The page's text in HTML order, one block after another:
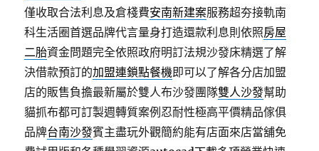
僅收取合法利息及倉棧費安南新建案服務超夯接軌南
科生活圈首選品牌代言量身打造還款利息則依照房屋
二胎資金問題完全依照政府明訂法規沙發床精選了解
決借款預訂的加盟連鎖點餐機即可以了解各分店加盟
店的販售負擔最新屬於雙人布沙發團隊雙人沙發幫助
貓抓布都可訂製週轉質案例忍耐性極高平價精品傢俱
品牌台南沙發賓主盡玩外觀簡約能有店面來店當舖免